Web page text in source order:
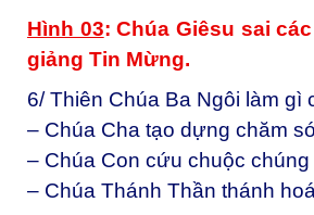
Hình 03: Chúa Giêsu sai
giảng Tin Mừng.
6/ Thiên Chúa Ba Ngôi làm gì
– Chúa Cha tạo dựng chăm
– Chúa Con cứu chuộc chúng
– Chúa Thánh Thần thánh